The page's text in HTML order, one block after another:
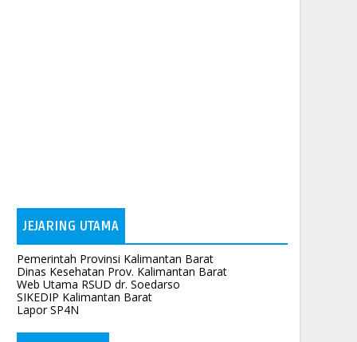
JEJARING UTAMA
Pemerintah Provinsi Kalimantan Barat
Dinas Kesehatan Prov. Kalimantan Barat
Web Utama RSUD dr. Soedarso
SIKEDIP Kalimantan Barat
Lapor SP4N